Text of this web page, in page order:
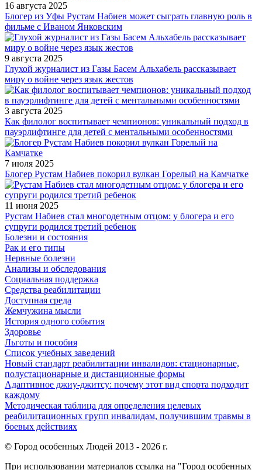
16 августа 2025
Блогер из Уфы Рустам Набиев может сыграть главную роль в
фильме с Иваном Янковским
9 августа 2025
Глухой журналист из Газы Басем Альхабель рассказывает
миру о войне через язык жестов
3 августа 2025
Как филолог воспитывает чемпионов: уникальный подход в
пауэрлифтинге для детей с ментальными особенностями
7 июля 2025
Блогер Рустам Набиев покорил вулкан Горелый на Камчатке
11 июня 2025
Рустам Набиев стал многодетным отцом: у блогера и его
супруги родился третий ребенок
Болезни и состояния
Рак и его типы
Нервные болезни
Анализы и обследования
Социальная поддержка
Средства реабилитации
Доступная среда
Жемчужина мысли
История одного события
Здоровье
Льготы и пособия
Список учебных заведений
Новый стандарт реабилитации инвалидов: стационарные,
полустационарные и дистанционные формы
Адаптивное джиу-джитсу: почему этот вид спорта подходит
каждому
Методическая таблица для определения целевых
реабилитационных групп инвалидам, получившим травмы в
боевых действиях
© Город особенных Людей 2013 - 2026 г.
При использовании материалов ссылка на "Город особенных